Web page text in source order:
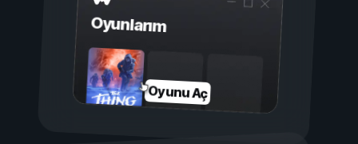
Oyunlarım
Oyunu Aç